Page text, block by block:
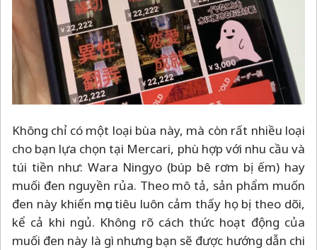
Không chỉ có một loại bùa này, mà còn rất nhiều loại
cho bạn lựa chọn tại Mercari, phù hợp với nhu cầu và
túi tiền như: Wara Ningyo (búp bê rơm bị ếm) hay
muối đen nguyền rủa. Theo mô tả, sản phẩm muốn
đen này khiến mục tiêu luôn cảm thấy họ bị theo dõi,
kể cả khi ngủ. Không rõ cách thức hoạt động của
muối đen này là gì nhưng bạn sẽ được hướng dẫn chi